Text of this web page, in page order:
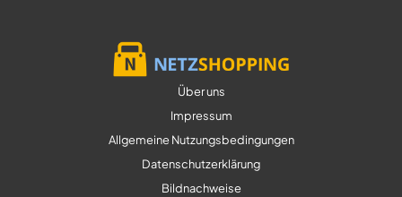
Über uns
Impressum
Allgemeine Nutzungsbedingungen
Datenschutzerklärung
Bildnachweise